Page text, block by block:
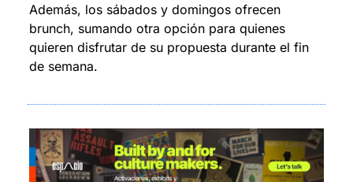
Además, los sábados y domingos ofrecen
brunch, sumando otra opción para quienes
quieren disfrutar de su propuesta durante el fin
de semana.